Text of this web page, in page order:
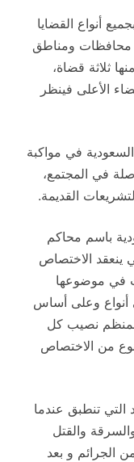
أنواع القضايا
محافظات ومناطق
ثلاثة قضاة،
الأعلى فينظر
في مواكبة
في المجتمع،
القديمة.
باسم محاكم
ينعقد الاختصاص
في موضوعها
أنواع وعلى أساس
نصيب كل
من الاختصاص
التي تنطبق عندما
والقتل
الجرائم و بعد